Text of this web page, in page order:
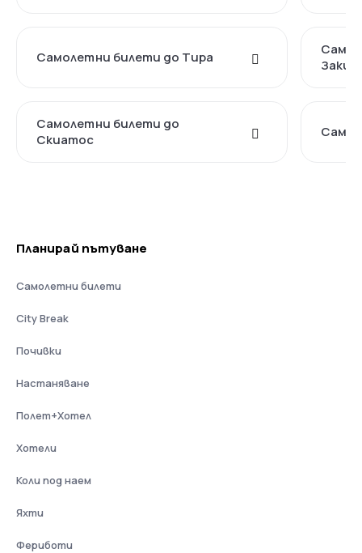
Самолетни билети до Тира
Самолетни билети до
Скиатос
Планирай пътуване
Самолетни билети
City Break
Почивки
Настаняване
Полет+Хотел
Хотели
Коли под наем
Яхти
Фериботи